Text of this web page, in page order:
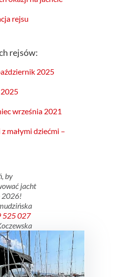
rejsu
rejsów:
2025
września 2021
małymi dziećmi –
by
jacht
2026!
525 027
386 503